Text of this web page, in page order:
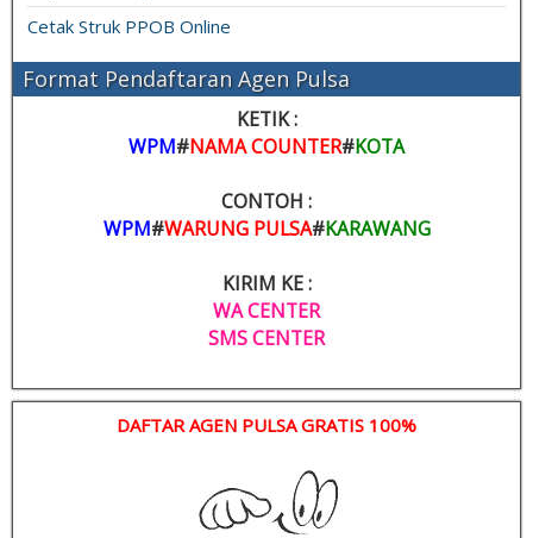
Cetak Struk PPOB Online
Format Pendaftaran Agen Pulsa
KETIK :
WPM#NAMA COUNTER#KOTA
CONTOH :
WPM#WARUNG PULSA#KARAWANG
KIRIM KE :
WA CENTER
SMS CENTER
DAFTAR AGEN PULSA GRATIS 100%